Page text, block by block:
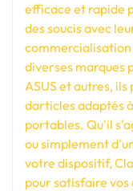
efficace et rapide
des soucis avec
commercialisation
diverses marques
ASUS et autres,
darticles adaptés
portables. Qu'il
ou simplement
votre dispositif,
pour satisfaire